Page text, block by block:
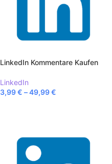
LinkedIn Kommentare Kaufen
LinkedIn
3,99€ –49,99€